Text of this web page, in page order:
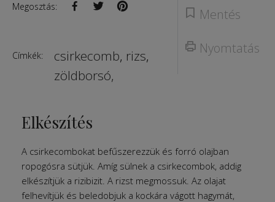
Mentés
Nyomtatás
Megosztás:
Címkék: csirkecomb, rizs,
zöldborsó,
Elkészítés
A csirkecombokat befűszerezzük és forró olajban
ropogósra sütjük. Amíg sülnek a csirkecombok, addig
elkészítjük a rizibizit. A rizst megmossuk. Az olajat
felhevítjük és beledobjuk a kockára vágott hagymát,